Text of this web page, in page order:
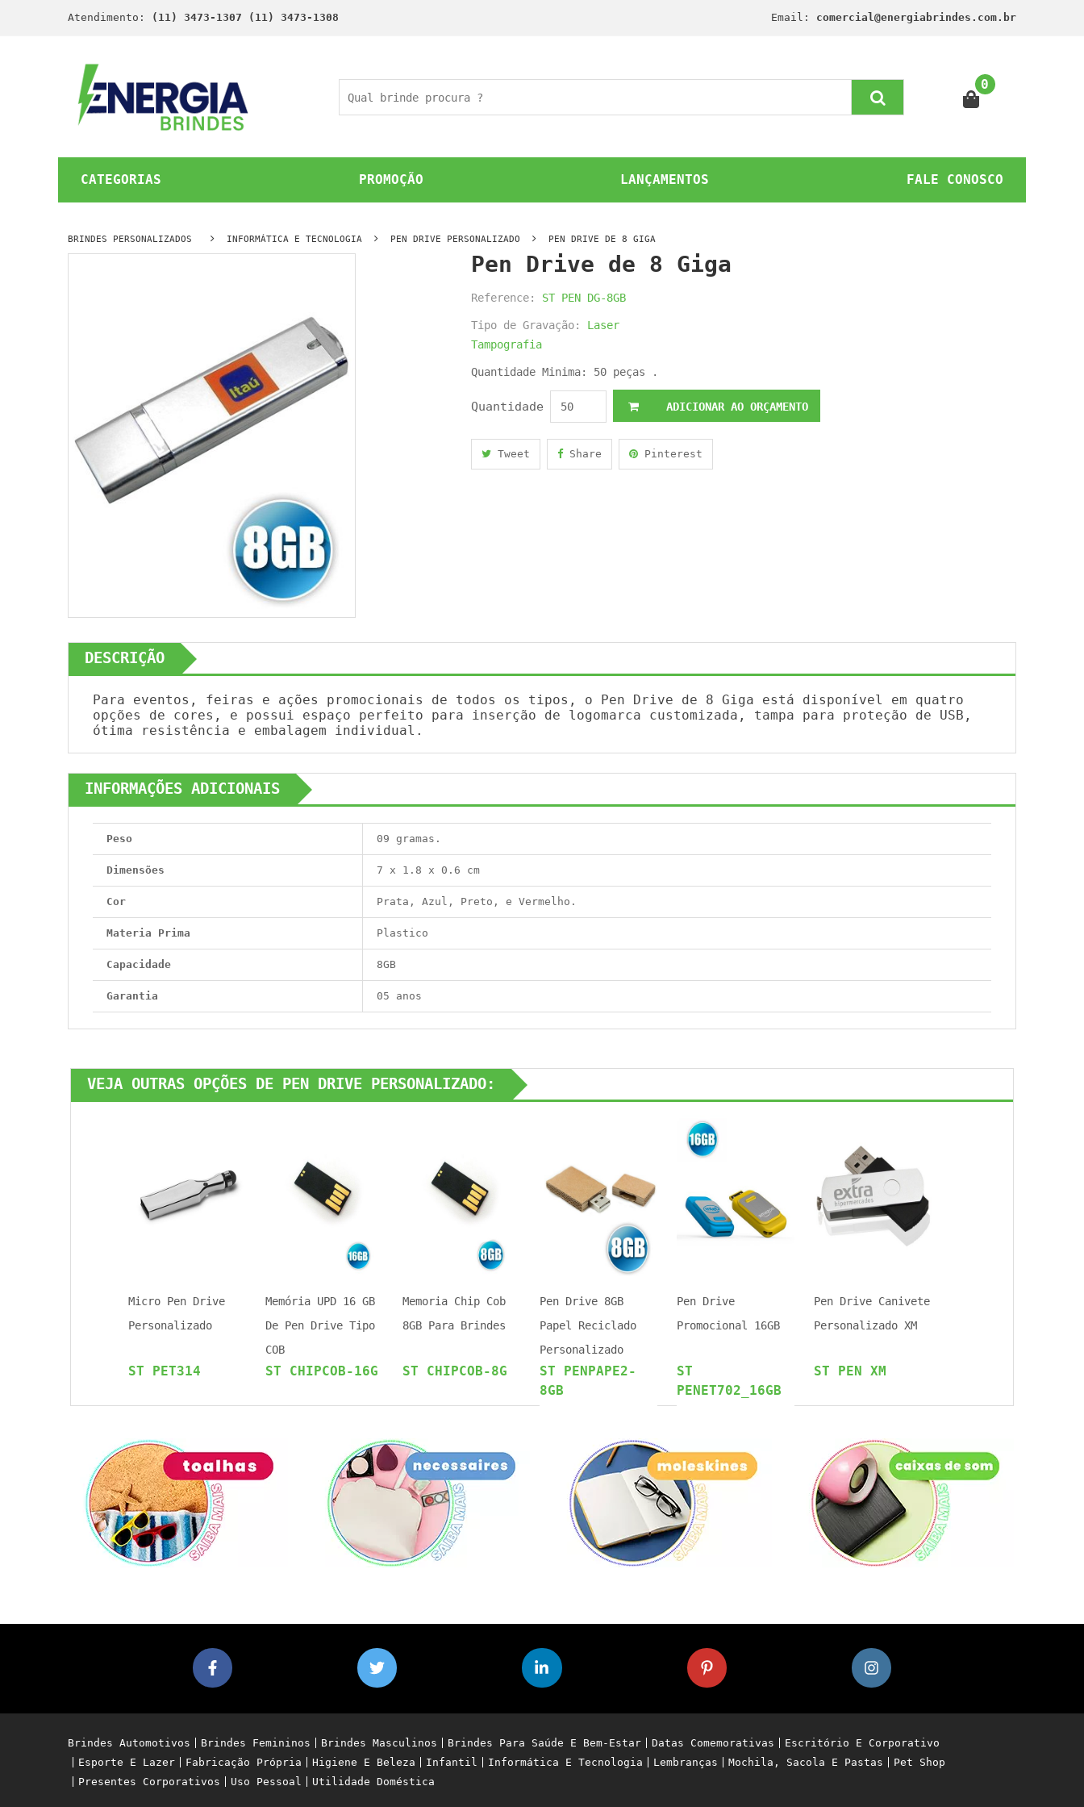
Atendimento: (11) 3473-1307 (11) 3473-1308 Email: comercial@energiabrindes.com.br
0
CATEGORIAS PROMOÇÃO LANÇAMENTOS FALE CONOSCO
BRINDES PERSONALIZADOS INFORMÁTICA E TECNOLOGIA PEN DRIVE PERSONALIZADO PEN DRIVE DE 8 GIGA
Pen Drive de 8 Giga
Reference: ST PEN DG-8GB
Tipo de Gravação: Laser
Tampografia
Quantidade Minima: 50 peças .
Quantidade ADICIONAR AO ORÇAMENTO
Tweet Share Pinterest
DESCRIÇÃO
Para eventos, feiras e ações promocionais de todos os tipos, o Pen Drive de 8 Giga está disponível em quatro
opções de cores, e possui espaço perfeito para inserção de logomarca customizada, tampa para proteção de USB,
ótima resistência e embalagem individual.
INFORMAÇÕES ADICIONAIS
Peso 09 gramas.
Dimensões 7 x 1.8 x 0.6 cm
Cor Prata, Azul, Preto, e Vermelho.
Materia Prima Plastico
Capacidade 8GB
Garantia 05 anos
VEJA OUTRAS OPÇÕES DE PEN DRIVE PERSONALIZADO:
Micro Pen Drive
Personalizado
ST PET314
Memória UPD 16 GB
De Pen Drive Tipo
COB
ST CHIPCOB-16G
Memoria Chip Cob
8GB Para Brindes
ST CHIPCOB-8G
Pen Drive 8GB
Papel Reciclado
Personalizado
ST PENPAPE2-
8GB
Pen Drive
Promocional 16GB
ST
PENET702_16GB
Pen Drive Canivete
Personalizado XM
ST PEN XM
Brindes Automotivos Brindes Femininos Brindes Masculinos Brindes Para Saúde E Bem-Estar Datas Comemorativas
Escritório E Corporativo
Esporte E Lazer
Fabricação Própria Higiene E Beleza Infantil Informática E Tecnologia Lembranças Mochila, Sacola E Pastas
Pet Shop
Presentes Corporativos
Uso Pessoal Utilidade Doméstica